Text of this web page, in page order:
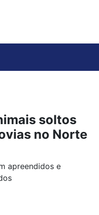
soltos
no Norte
apreendidos e